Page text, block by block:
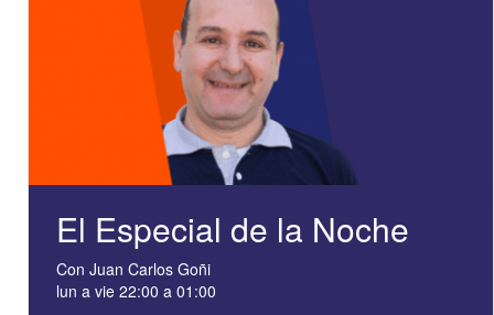
El Especial de la Noche
Con Juan Carlos Goñi
lun a vie 22:00 a 01:00